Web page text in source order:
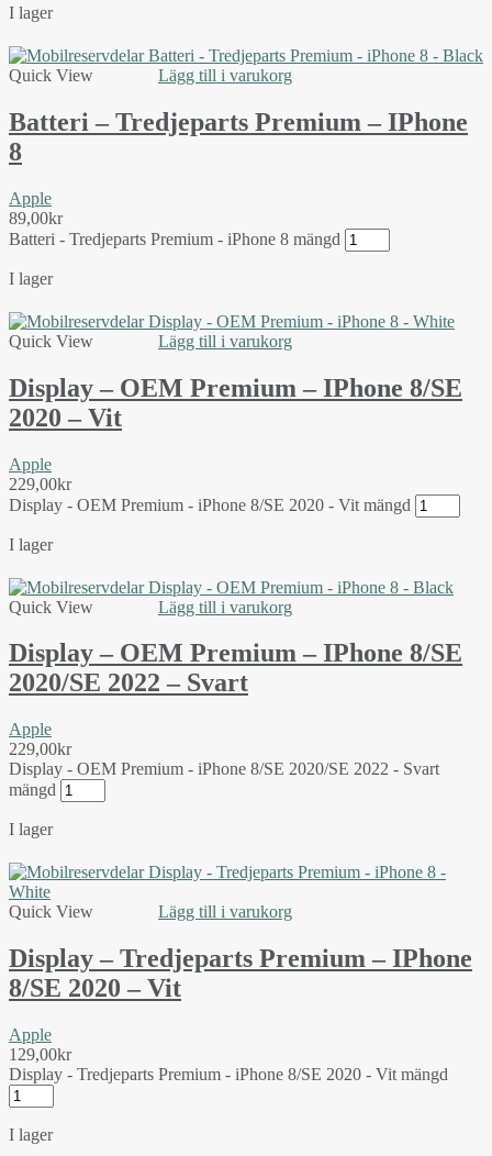
I lager
Quick View Lägg till i varukorg
Batteri – Tredjeparts Premium – IPhone
8
Apple
89,00kr
Batteri - Tredjeparts Premium - iPhone 8 mängd
I lager
Quick View Lägg till i varukorg
Display – OEM Premium – IPhone 8/SE
2020 – Vit
Apple
229,00kr
Display - OEM Premium - iPhone 8/SE 2020 - Vit mängd
I lager
Quick View Lägg till i varukorg
Display – OEM Premium – IPhone 8/SE
2020/SE 2022 – Svart
Apple
229,00kr
Display - OEM Premium - iPhone 8/SE 2020/SE 2022 - Svart
mängd
I lager
Quick View Lägg till i varukorg
Display – Tredjeparts Premium – IPhone
8/SE 2020 – Vit
Apple
129,00kr
Display - Tredjeparts Premium - iPhone 8/SE 2020 - Vit mängd
I lager